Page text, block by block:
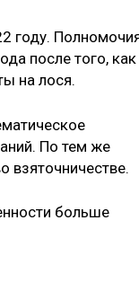
году.
после того, как
на лося.
По тем же
взяточничестве.
больше